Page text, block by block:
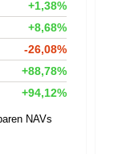
+1,38%
+8,68%
-26,08%
+88,78%
+94,12%
NAVs